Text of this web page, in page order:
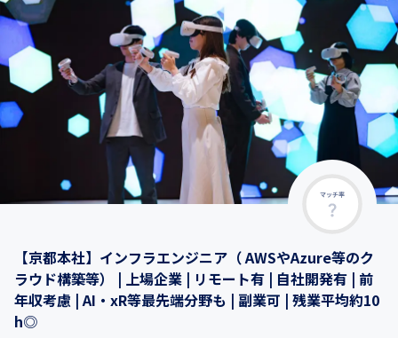
マッチ率
【京都本社】インフラエンジニア（ AWSやAzure等のク
ラウド構築等） | 上場企業 | リモート有 | 自社開発有 | 前
年収考慮 | AI・xR等最先端分野も | 副業可 | 残業平均約10
h◎